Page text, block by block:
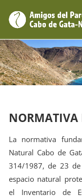
NORMATIVA
La normativa
Natural Cabo de
314/1987, de 23
espacio natural
el Inventario de